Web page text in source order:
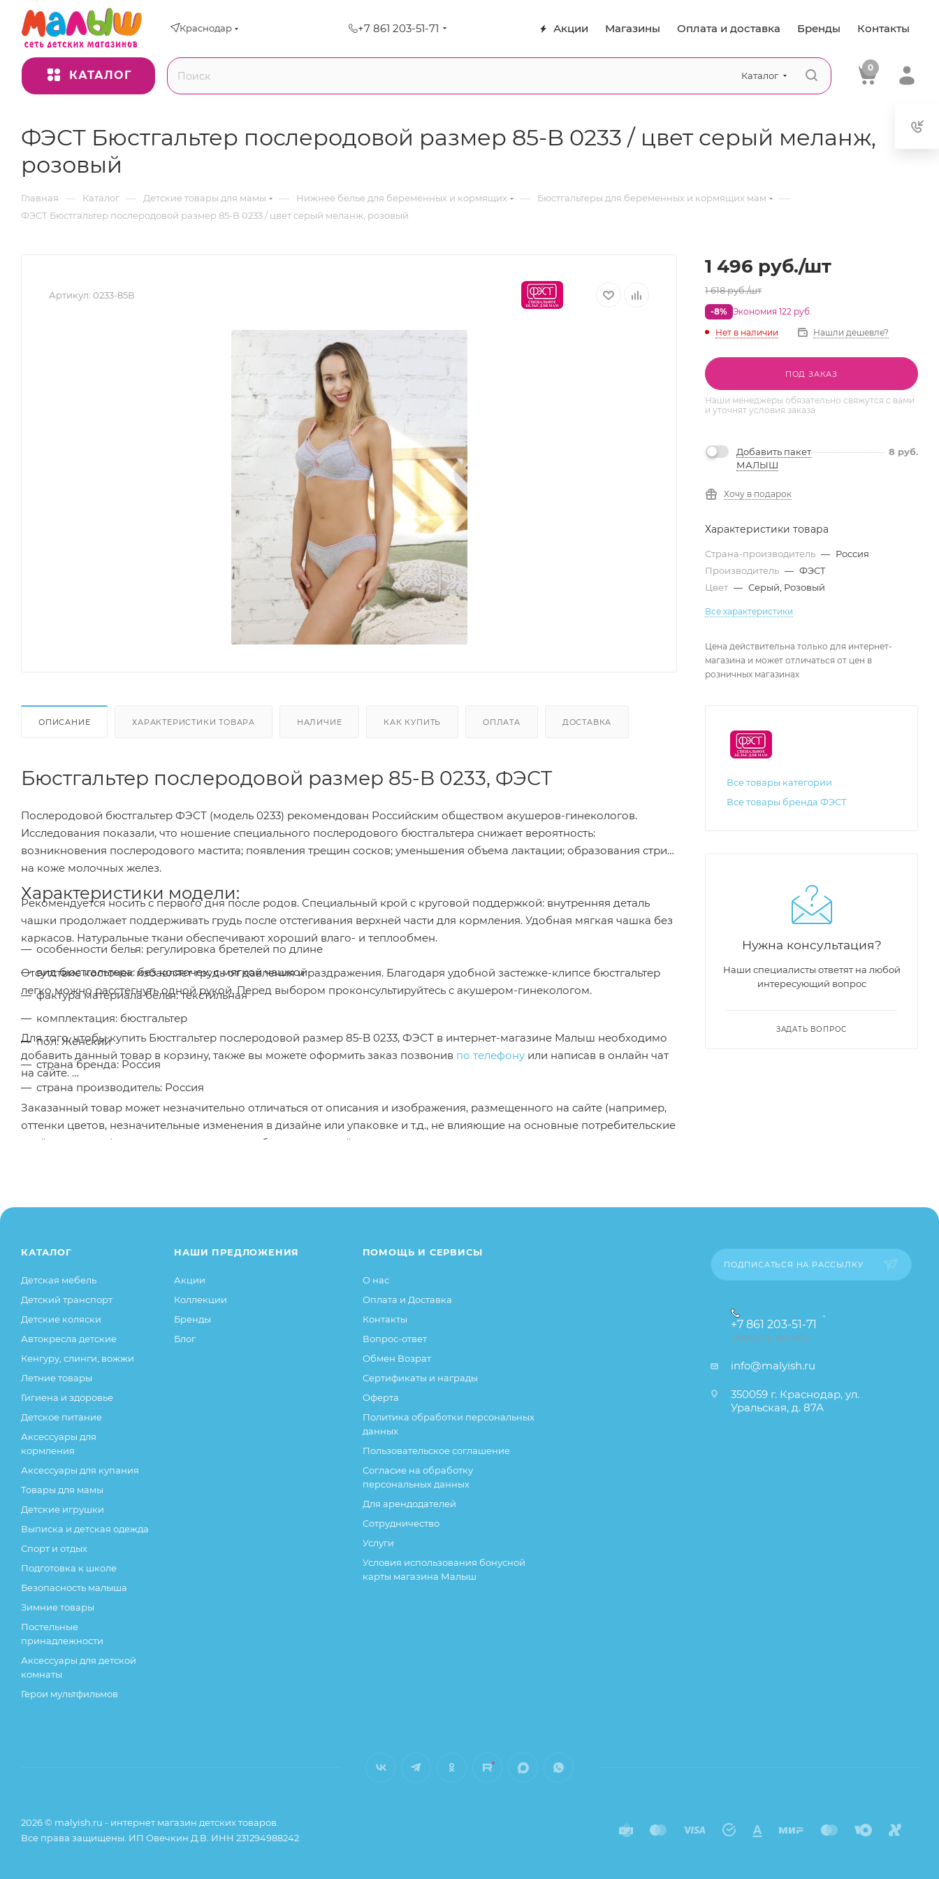
Краснодар +7 861 203-51-71 Акции Магазины Оплата и доставка Бренды Контакты
КАТАЛОГ Каталог
0
ФЭСТ Бюстгальтер послеродовой размер 85-B 0233 / цвет серый меланж,
розовый
Главная — Каталог — Детские товары для мамы — Нижнее белье для беременных и кормящих — Бюстгальтеры для беременных и кормящих мам —
ФЭСТ Бюстгальтер послеродовой размер 85-B 0233 / цвет серый меланж, розовый
Артикул: 0233-85В
ОПИСАНИЕ ХАРАКТЕРИСТИКИ ТОВАРА НАЛИЧИЕ КАК КУПИТЬ ОПЛАТА ДОСТАВКА
Бюстгальтер послеродовой размер 85-B 0233, ФЭСТ
Послеродовой бюстгальтер ФЭСТ (модель 0233) рекомендован Российским обществом акушеров-гинекологов.
Исследования показали, что ношение специального послеродового бюстгальтера снижает вероятность:
возникновения послеродового мастита; появления трещин сосков; уменьшения объема лактации; образования стрий
на коже молочных желез.
Рекомендуется носить с первого дня после родов. Специальный крой с круговой поддержкой: внутренняя деталь
чашки продолжает поддерживать грудь после отстегивания верхней части для кормления. Удобная мягкая чашка без
каркасов. Натуральные ткани обеспечивают хороший влаго- и теплообмен.
Отсутствие косточек избавляет грудь от давления и раздражения. Благодаря удобной застежке-клипсе бюстгальтер
легко можно расстегнуть одной рукой. Перед выбором проконсультируйтесь с акушером-гинекологом.
Характеристики модели:
особенности белья: регулировка бретелей по длине
вид бюстгальтера: без косточек; с мягкой чашкой
фактура материала белья: текстильная
комплектация: бюстгальтер
пол: Женский
страна бренда: Россия
страна производитель: Россия
Для того, чтобы купить Бюстгальтер послеродовой размер 85-B 0233, ФЭСТ в интернет-магазине Малыш необходимо
добавить данный товар в корзину, также вы можете оформить заказ позвонив по телефону или написав в онлайн чат
на сайте.
Заказанный товар может незначительно отличаться от описания и изображения, размещенного на сайте (например,
оттенки цветов, незначительные изменения в дизайне или упаковке и т.д., не влияющие на основные потребительские
свойства товара), при этом основные потребительские свойства и иные существенные элементы товара и заказа
1 496 руб./шт
1 618руб./шт
-8% Экономия 122 руб.
Нет в наличии
Нашли дешевле?
ПОД ЗАКАЗ
Наши менеджеры обязательно свяжутся с вами
и уточнят условия заказа
Добавить пакет
МАЛЫШ
8 руб.
Хочу в подарок
Характеристики товара
Страна-производитель — Россия
Производитель — ФЭСТ
Цвет — Серый, Розовый
Все характеристики
Цена действительна только для интернет-
магазина и может отличаться от цен в
розничных магазинах
Все товары категории
Все товары бренда ФЭСТ
Нужна консультация?
Наши специалисты ответят на любой
интересующий вопрос
ЗАДАТЬ ВОПРОС
КАТАЛОГ
Детская мебель
Детский транспорт
Детские коляски
Автокресла детские
Кенгуру, слинги, вожжи
Летние товары
Гигиена и здоровье
Детское питание
Аксессуары для
кормления
Аксессуары для купания
Товары для мамы
Детские игрушки
Выписка и детская одежда
Спорт и отдых
Подготовка к школе
Безопасность малыша
Зимние товары
Постельные
принадлежности
Аксессуары для детской
комнаты
Герои мультфильмов
НАШИ ПРЕДЛОЖЕНИЯ
Акции
Коллекции
Бренды
Блог
ПОМОЩЬ И СЕРВИСЫ
О нас
Оплата и Доставка
Контакты
Вопрос-ответ
Обмен Возрат
Сертификаты и награды
Оферта
Политика обработки персональных
данных
Пользовательское соглашение
Согласие на обработку
персональных данных
Для арендодателей
Сотрудничество
Услуги
Условия использования бонусной
карты магазина Малыш
ПОДПИСАТЬСЯ НА РАССЫЛКУ
+7 861 203-51-71
ЗАКАЗАТЬ ЗВОНОК
info@malyish.ru
350059 г. Краснодар, ул.
Уральская, д. 87А
2026 © malyish.ru - интернет магазин детских товаров.
Все права защищены. ИП Овечкин Д.В. ИНН 231294988242